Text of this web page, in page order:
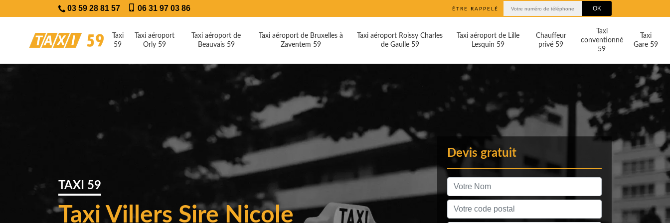
03 59 28 81 57 06 31 97 03 86 ÊTRE RAPPELÉ
Taxi
59
Taxi aéroport
Orly 59
Taxi aéroport de
Beauvais 59
Taxi aéroport de Bruxelles à
Zaventem 59
Taxi aéroport Roissy Charles
de Gaulle 59
Taxi aéroport de Lille
Lesquin 59
Chauffeur
privé 59
Taxi
conventionné
59
Taxi
Gare 59
TAXI 59
Taxi Villers Sire Nicole
Devis gratuit